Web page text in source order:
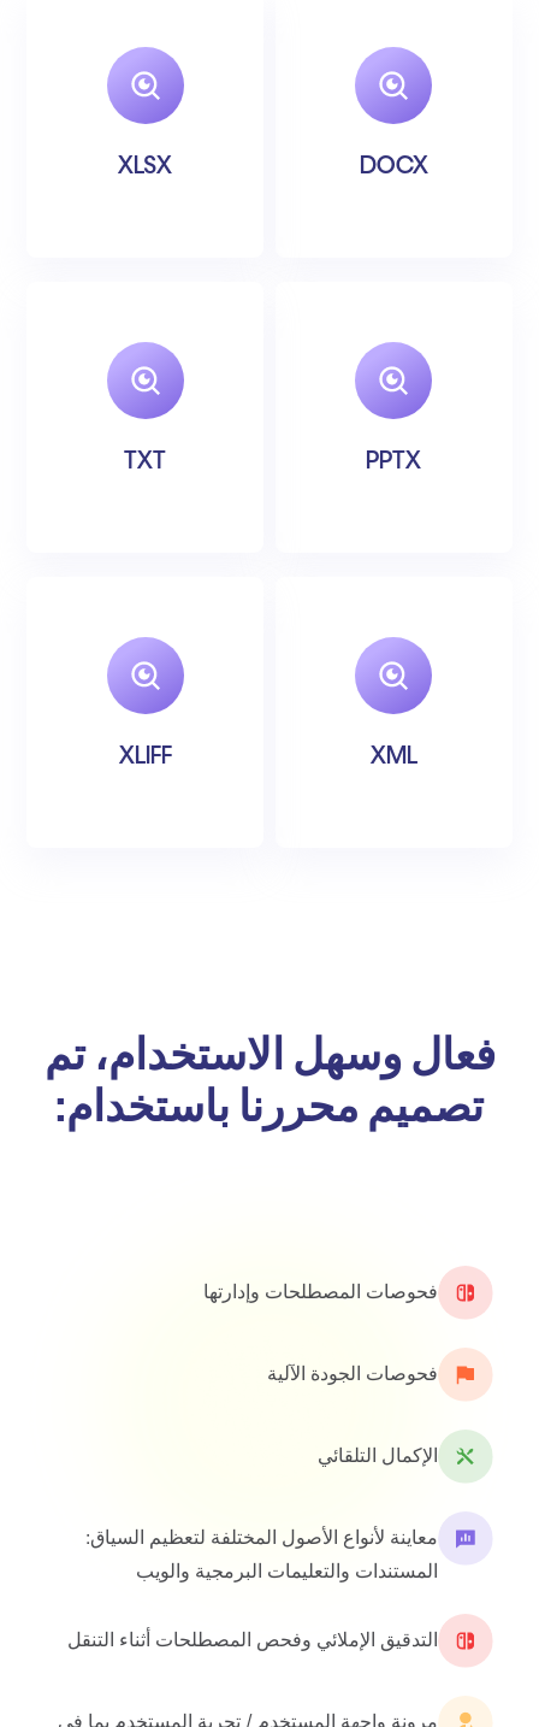
DOCX
XLSX
PPTX
TXT
XML
XLIFF
فعال وسهل الاستخدام، تم
تصميم محررنا باستخدام:
فحوصات المصطلحات وإدارتها
فحوصات الجودة الآلية
الإكمال التلقائي
معاينة لأنواع الأصول المختلفة لتعظيم السياق:
المستندات والتعليمات البرمجية والويب
التدقيق الإملائي وفحص المصطلحات أثناء التنقل
مرونة واجهة المستخدم / تجربة المستخدم بما في